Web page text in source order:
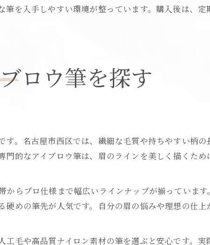
を入手しやすい環境が整っています。購入後は、定
ロウ筆を探す
。名古屋市西区では、繊細な毛質や持ちやすい柄の
的なアイブロウ筆は、眉のラインを美しく描くた
らプロ仕様まで幅広いラインナップが揃っていま
めの筆先が人気です。自分の眉の悩みや理想の仕上
毛や高品質ナイロン素材の筆を選ぶと安心です。